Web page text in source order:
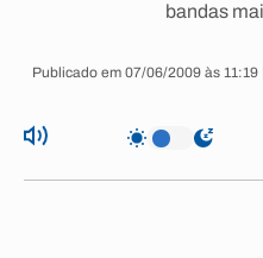
bandas
Publicado em 07/06/2009 às